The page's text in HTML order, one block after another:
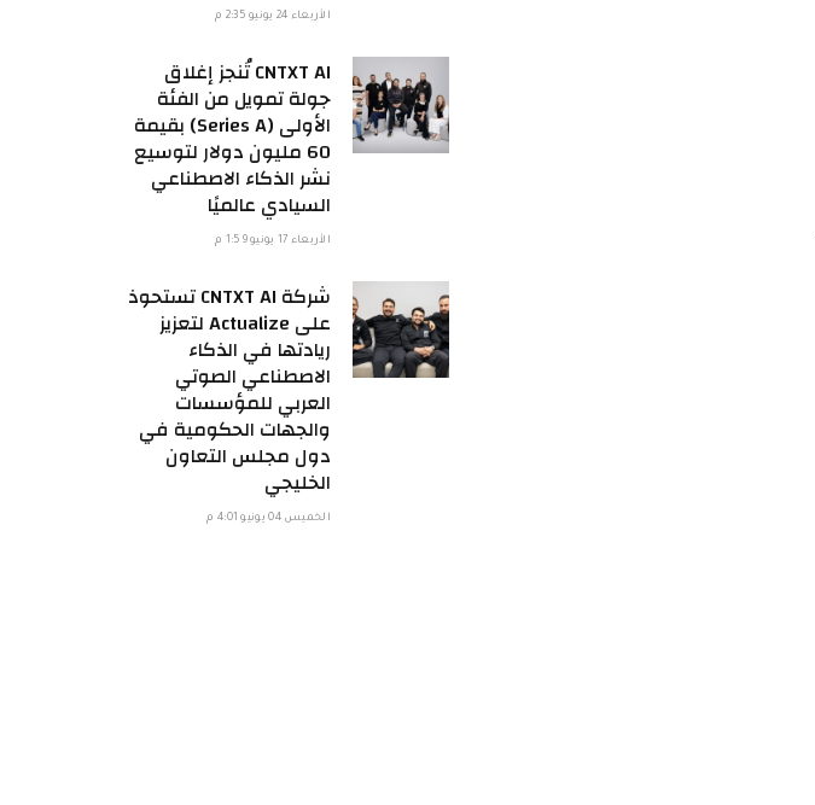
الأربعاء 24 يونيو 2:35 م
CNTXT AI تُنجز إغلاق
جولة تمويل من الفئة
الأولى (Series A) بقيمة
60 مليون دولار لتوسيع
نشر الذكاء الاصطناعي
السيادي عالميًا
الأربعاء 17 يونيو 1:59 م
شركة CNTXT AI تستحوذ
على Actualize لتعزيز
ريادتها في الذكاء
الاصطناعي الصوتي
العربي للمؤسسات
والجهات الحكومية في
دول مجلس التعاون
الخليجي
الخميس 04 يونيو 4:01 م